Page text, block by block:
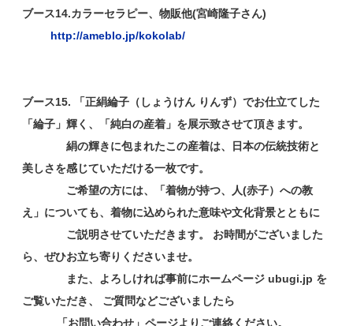
ブース14.カラーセラピー、物販他(宮崎隆子さん)
http://ameblo.jp/kokolab/
ブース15. 「正絹綸子（しょうけん りんず）でお仕立てした
「綸子」輝く、「純白の産着」を展示致させて頂きます。
絹の輝きに包まれたこの産着は、日本の伝統技術と
美しさを感じていただける一枚です。
ご希望の方には、「着物が持つ、人(赤子）への教
え」についても、着物に込められた意味や文化背景とともに
ご説明させていただきます。 お時間がございました
ら、ぜひお立ち寄りくださいませ。
また、よろしければ事前にホームページ ubugi.jp を
ご覧いただき、 ご質問などございましたら
「お問い合わせ」ページよりご連絡ください。